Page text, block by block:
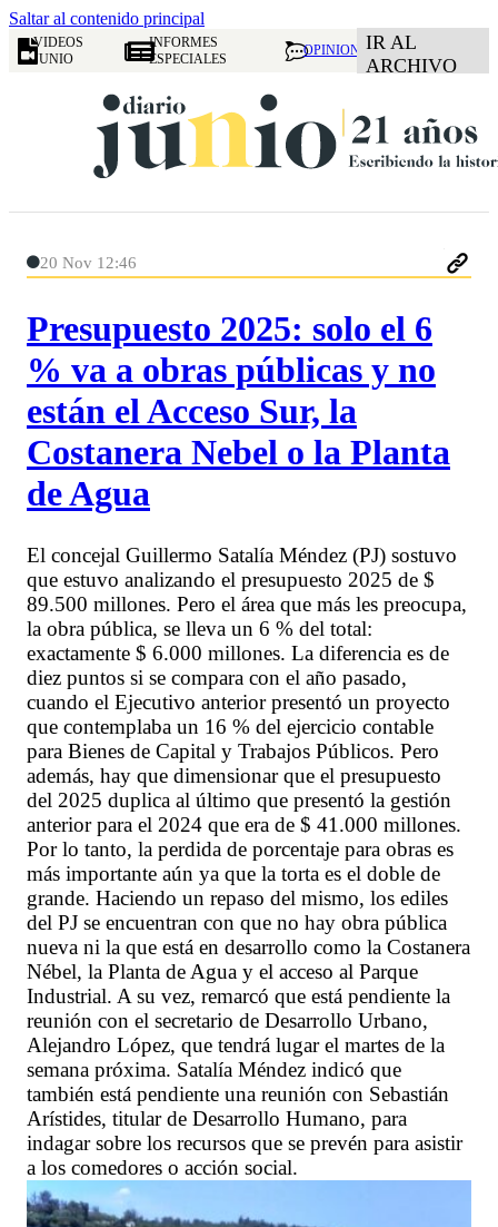
Saltar al contenido principal
VIDEOS
JUNIO
INFORMES
ESPECIALES
OPINION IR AL
ARCHIVO
20 Nov 12:46
Presupuesto 2025: solo el 6
% va a obras públicas y no
están el Acceso Sur, la
Costanera Nebel o la Planta
de Agua
El concejal Guillermo Satalía Méndez (PJ) sostuvo
que estuvo analizando el presupuesto 2025 de $
89.500 millones. Pero el área que más les preocupa,
la obra pública, se lleva un 6 % del total:
exactamente $ 6.000 millones. La diferencia es de
diez puntos si se compara con el año pasado,
cuando el Ejecutivo anterior presentó un proyecto
que contemplaba un 16 % del ejercicio contable
para Bienes de Capital y Trabajos Públicos. Pero
además, hay que dimensionar que el presupuesto
del 2025 duplica al último que presentó la gestión
anterior para el 2024 que era de $ 41.000 millones.
Por lo tanto, la perdida de porcentaje para obras es
más importante aún ya que la torta es el doble de
grande. Haciendo un repaso del mismo, los ediles
del PJ se encuentran con que no hay obra pública
nueva ni la que está en desarrollo como la Costanera
Nébel, la Planta de Agua y el acceso al Parque
Industrial. A su vez, remarcó que está pendiente la
reunión con el secretario de Desarrollo Urbano,
Alejandro López, que tendrá lugar el martes de la
semana próxima. Satalía Méndez indicó que
también está pendiente una reunión con Sebastián
Arístides, titular de Desarrollo Humano, para
indagar sobre los recursos que se prevén para asistir
a los comedores o acción social.